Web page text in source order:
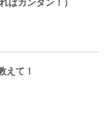
ばカンタン！）
えて！